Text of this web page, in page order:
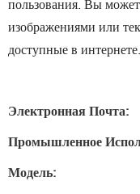
пользования. Вы
изображениями или
доступные в интернете.
Электронная Почта:
Промышленное
Модель: